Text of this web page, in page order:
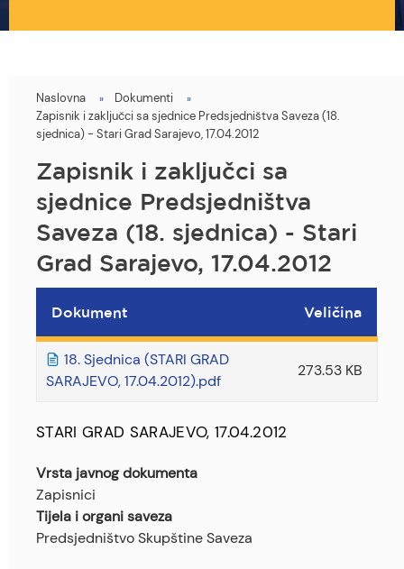
You
are
here
Naslovna
Dokumenti
Zapisnik i zaključci sa sjednice Predsjedništva Saveza (18.
sjednica) - Stari Grad Sarajevo, 17.04.2012
Zapisnik i zaključci sa
sjednice Predsjedništva
Saveza (18. sjednica) - Stari
Grad Sarajevo, 17.04.2012
Dokument Veličina
18. Sjednica (STARI GRAD
SARAJEVO, 17.04.2012).pdf
273.53 KB
STARI GRAD SARAJEVO, 17.04.2012
Vrsta javnog dokumenta
Zapisnici
Tijela i organi saveza
Predsjedništvo Skupštine Saveza